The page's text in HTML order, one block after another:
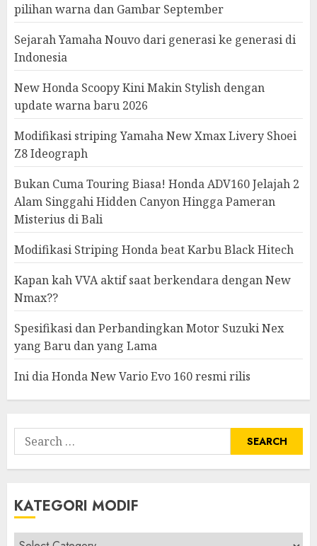
pilihan warna dan Gambar September
Sejarah Yamaha Nouvo dari generasi ke generasi di
Indonesia
New Honda Scoopy Kini Makin Stylish dengan
update warna baru 2026
Modifikasi striping Yamaha New Xmax Livery Shoei
Z8 Ideograph
Bukan Cuma Touring Biasa! Honda ADV160 Jelajah 2
Alam Singgahi Hidden Canyon Hingga Pameran
Misterius di Bali
Modifikasi Striping Honda beat Karbu Black Hitech
Kapan kah VVA aktif saat berkendara dengan New
Nmax??
Spesifikasi dan Perbandingkan Motor Suzuki Nex
yang Baru dan yang Lama
Ini dia Honda New Vario Evo 160 resmi rilis
Search
for:
KATEGORI MODIF
Kategori